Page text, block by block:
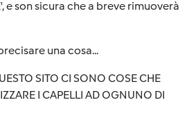
e son sicura che a breve rimuoverà
una cosa...
SITO CI SONO COSE CHE
I CAPELLI AD OGNUNO DI